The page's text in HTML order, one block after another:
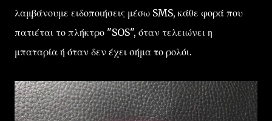
λαμβάνουμε ειδοποιήσεις μέσω SMS, κάθε φορά που
πατιέται το πλήκτρο "SOS", όταν τελειώνει η
μπαταρία ή όταν δεν έχει σήμα το ρολόι.